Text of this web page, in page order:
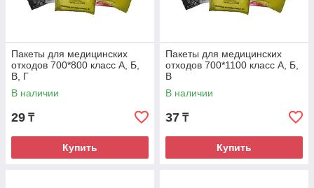
Пакеты для медицинских
отходов 700*800 класс А, Б,
В, Г
В наличии
29 ₸
Купить
Пакеты для медицинских
отходов 700*1100 класс А, Б,
В
В наличии
37 ₸
Купить